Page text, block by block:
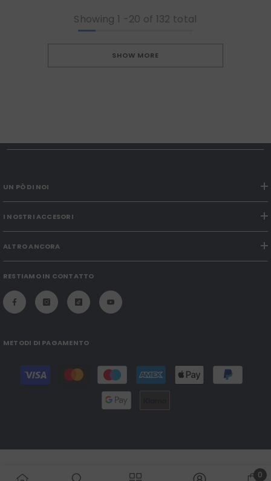
Showing 1 -20 of 132 total
SHOW MORE
UN PÒ DI NOI
I NOSTRI ACCESORI
ALTRO ANCORA
RESTIAMO IN CONTATTO
METODI DI PAGAMENTO
Payment
methods
0